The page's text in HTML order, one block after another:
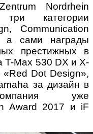
Nordrhein
три категории
Communication
а сами награды
престижных в
T-Max 530 DX и X-
«Red Dot Design»,
за дизайн в
уже
Award 2017 и iF